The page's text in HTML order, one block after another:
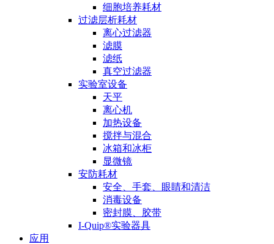
细胞培养耗材
过滤层析耗材
离心过滤器
滤膜
滤纸
真空过滤器
实验室设备
天平
离心机
加热设备
搅拌与混合
冰箱和冰柜
显微镜
安防耗材
安全、手套、眼睛和清洁
消毒设备
密封膜、胶带
I-Quip®️实验器具
应用